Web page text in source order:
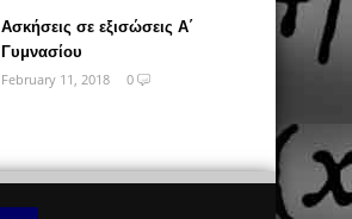
Ασκήσεις σε εξισώσεις Α΄
Γυμνασίου
February 11, 2018
0